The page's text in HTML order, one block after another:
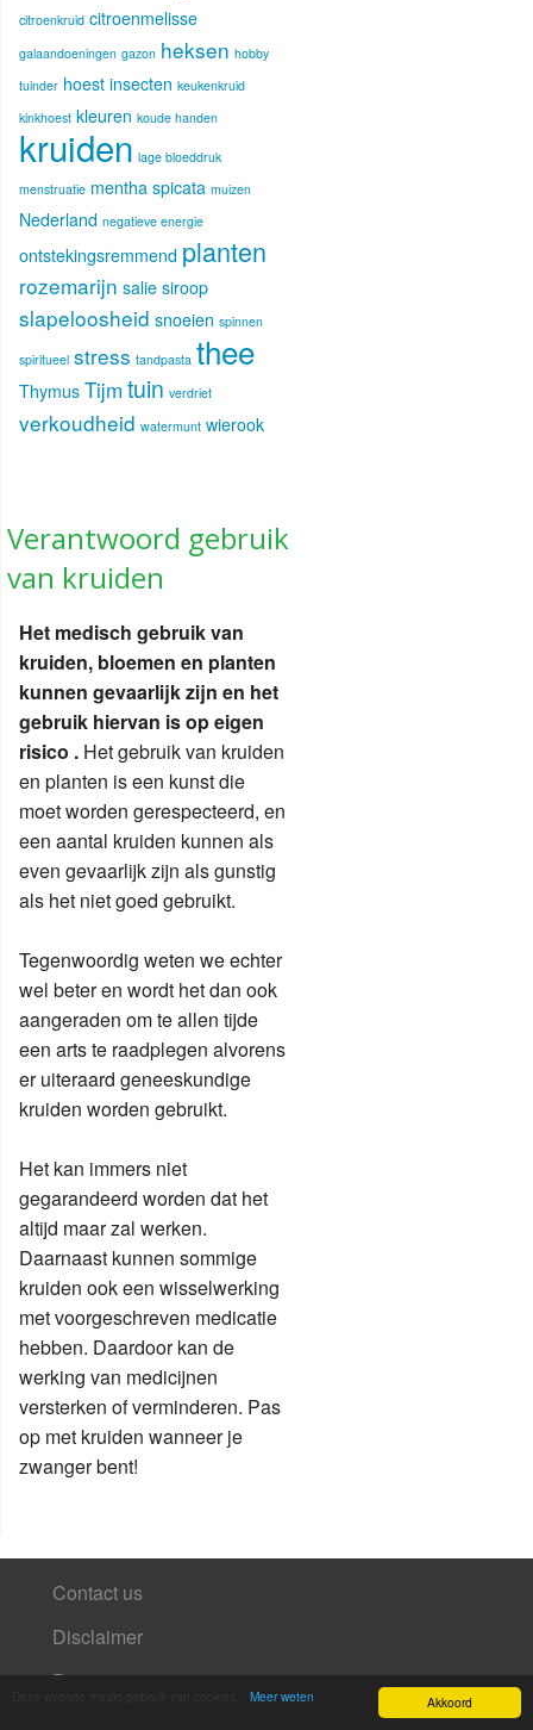
Akkoord
Meer weten
citroenkruid citroenmelisse
galaandoeningen gazon heksen hobby
tuinder hoest insecten keukenkruid
kinkhoest kleuren koude handen
kruiden lage bloeddruk
menstruatie mentha spicata muizen
Nederland negatieve energie
ontstekingsremmend planten
rozemarijn salie siroop
slapeloosheid snoeien spinnen
spiritueel stress tandpasta thee
Thymus Tijm tuin verdriet
verkoudheid watermunt wierook
Verantwoord gebruik
van kruiden
Het medisch gebruik van
kruiden, bloemen en planten
kunnen gevaarlijk zijn en het
gebruik hiervan is op eigen
risico . Het gebruik van kruiden
en planten is een kunst die
moet worden gerespecteerd, en
een aantal kruiden kunnen als
even gevaarlijk zijn als gunstig
als het niet goed gebruikt.
Tegenwoordig weten we echter
wel beter en wordt het dan ook
aangeraden om te allen tijde
een arts te raadplegen alvorens
er uiteraard geneeskundige
kruiden worden gebruikt.
Het kan immers niet
gegarandeerd worden dat het
altijd maar zal werken.
Daarnaast kunnen sommige
kruiden ook een wisselwerking
met voorgeschreven medicatie
hebben. Daardoor kan de
werking van medicijnen
versterken of verminderen. Pas
op met kruiden wanneer je
zwanger bent!
Contact us
Disclaimer
Partners